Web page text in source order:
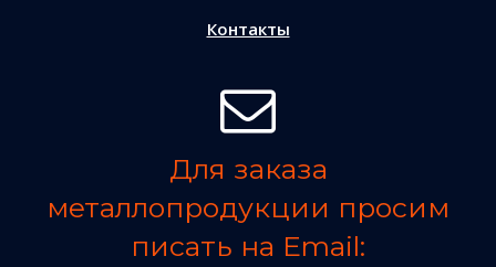
Контакты
Для заказа
металлопродукции просим
писать на Email: